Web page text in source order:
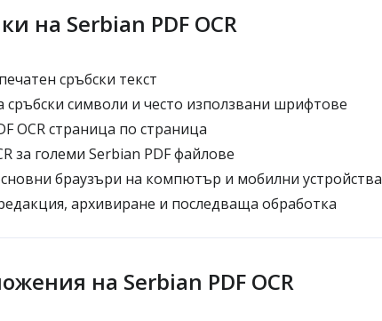
на Serbian PDF OCR
сръбски текст
сръбски символи и често използвани шрифтове
OCR страница по страница
за големи Serbian PDF файлове
браузъри на компютър и мобилни устройства
архивиране и последваща обработка
на Serbian PDF OCR